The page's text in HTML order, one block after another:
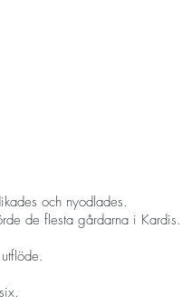
och nyodlades.
de flesta gårdarna i Kardis.